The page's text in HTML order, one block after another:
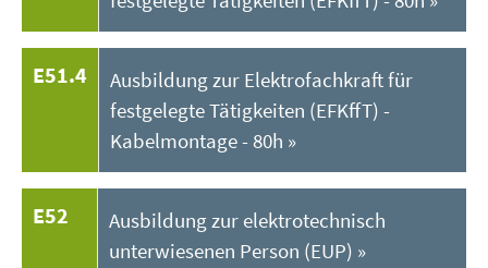
E51.4
Ausbildung zur Elektrofachkraft für
festgelegte Tätigkeiten (EFKffT) -
Kabelmontage - 80h
E52
Ausbildung zur elektrotechnisch
unterwiesenen Person (EUP)